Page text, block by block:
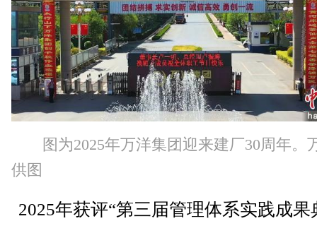
图为2025年万洋集团迎来建厂30周年。
供图
2025年获评“第三届管理体系实践成果